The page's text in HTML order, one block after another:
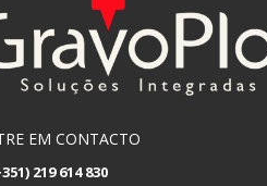
EM CONTACTO
219 614 830